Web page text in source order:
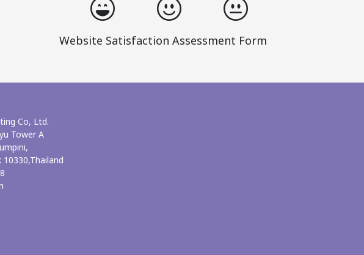
Website Satisfaction Assessment Form
Co, Ltd.
Tower A